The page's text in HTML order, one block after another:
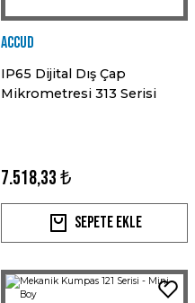
Accud
IP65 Dijital Dış Çap
Mikrometresi 313 Serisi
7.518,33 ₺
Sepete Ekle